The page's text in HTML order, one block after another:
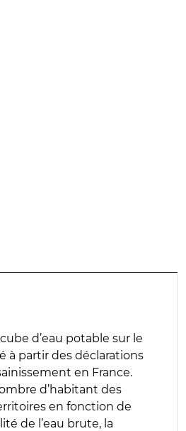
d’eau potable sur le
à partir des déclarations
en France.
d’habitant des
en fonction de
de l’eau brute, la